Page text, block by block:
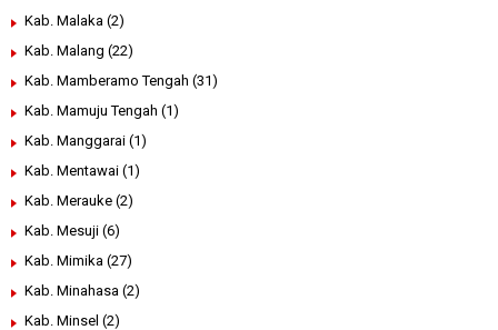
Kab. Malaka (2)
Kab. Malang (22)
Kab. Mamberamo Tengah (31)
Kab. Mamuju Tengah (1)
Kab. Manggarai (1)
Kab. Mentawai (1)
Kab. Merauke (2)
Kab. Mesuji (6)
Kab. Mimika (27)
Kab. Minahasa (2)
Kab. Minsel (2)